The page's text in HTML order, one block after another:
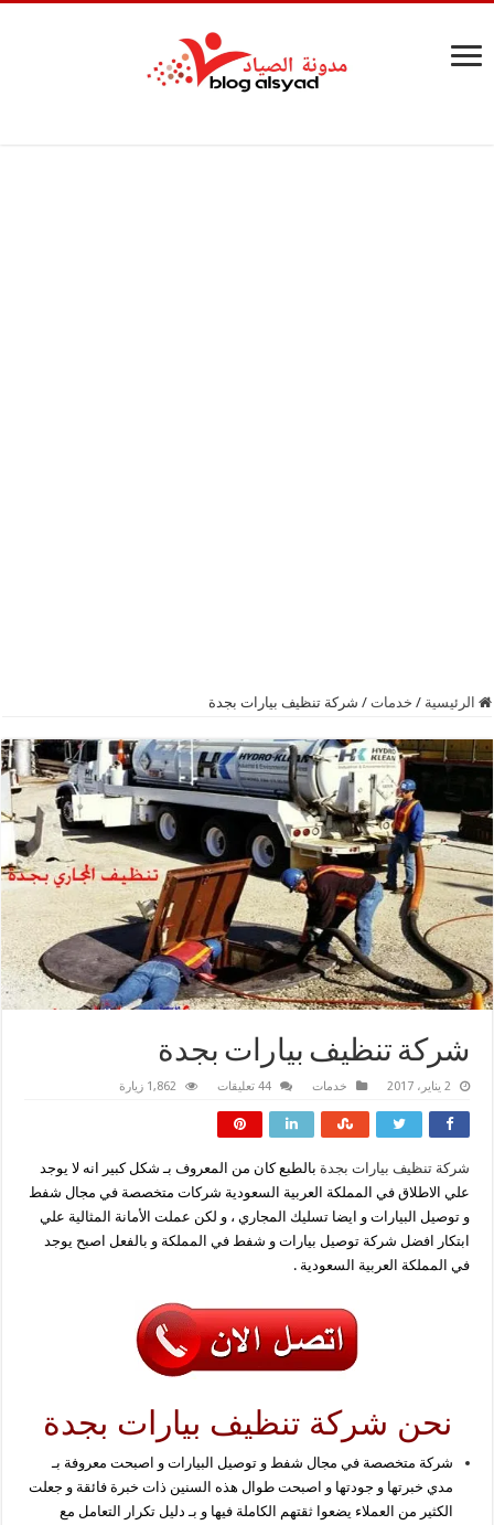
الرئيسية / خدمات / شركة تنظيف بيارات بجدة
شركة تنظيف بيارات بجدة
2 يناير، 2017 خدمات 44 تعليقات 1,862 زيارة
شركة تنظيف بيارات بجدة بالطبع كان من المعروف بـ شكل كبير انه لا يوجد
علي الاطلاق في المملكة العربية السعودية شركات متخصصة في مجال شفط
و توصيل البيارات و ايضا تسليك المجاري ، و لكن عملت الأمانة المثالية علي
ابتكار افضل شركة توصيل بيارات و شفط في المملكة و بالفعل اصبح يوجد
في المملكة العربية السعودية .
نحن شركة تنظيف بيارات بجدة
شركة متخصصة في مجال شفط و توصيل البيارات و اصبحت معروفة بـ
مدي خبرتها و جودتها و اصبحت طوال هذه السنين ذات خبرة فائقة و جعلت
الكثير من العملاء يضعوا ثقتهم الكاملة فيها و بـ دليل تكرار التعامل مع